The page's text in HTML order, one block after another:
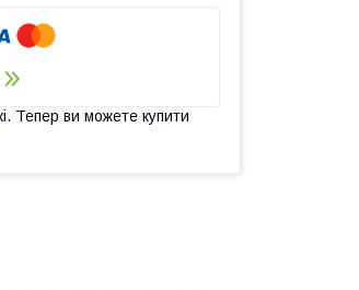
Тепер ви можете купити